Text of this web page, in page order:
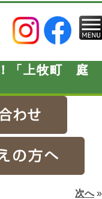
「上牧町 庭
次へ»